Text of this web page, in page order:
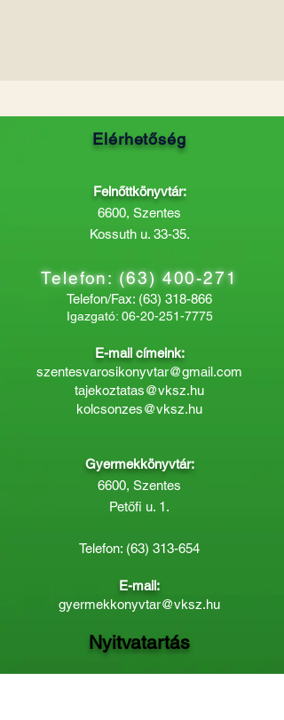
Elérhetőség
Felnőttkönyvtár:
6600, Szentes
Kossuth u. 33-35.
Telefon:(63) 400-271
Telefon/Fax: (63) 318-866
Igazgató: 06-20-251-7775
E-mail címeink:
szentesvarosikonyvtar@gmail.com
tajekoztatas@vksz.hu
kolcsonzes@vksz.hu
Gyermekkönyvtár:
6600, Szentes
Petőfi u. 1.
Telefon: (63) 313-654
E-mail:
gyermekkonyvtar@vksz.hu
Nyitvatartás